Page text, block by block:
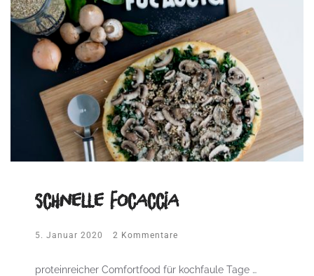
schnelle Focaccia
5. Januar 2020 2 Kommentare
proteinreicher Comfortfood für kochfaule Tage …